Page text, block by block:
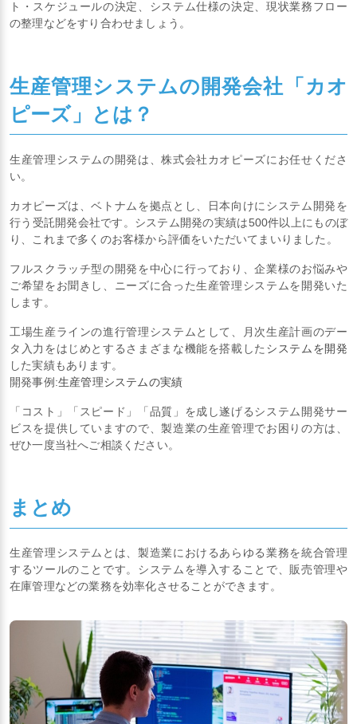
ト・スケジュールの決定、システム仕様の決定、現状業務フロー
の整理などをすり合わせましょう。
生産管理システムの開発会社「カオ
ピーズ」とは？
生産管理システムの開発は、株式会社カオピーズにお任せくださ
い。
カオピーズは、ベトナムを拠点とし、日本向けにシステム開発を
行う受託開発会社です。システム開発の実績は500件以上にものぼ
り、これまで多くのお客様から評価をいただいてまいりました。
フルスクラッチ型の開発を中心に行っており、企業様のお悩みや
ご希望をお聞きし、ニーズに合った生産管理システムを開発いた
します。
工場生産ラインの進行管理システムとして、月次生産計画のデー
タ入力をはじめとするさまざまな機能を搭載した システムを開発
した実績もあります。
開発事例:生産管理システムの実績
「コスト」「スピード」「品質」を成し遂げるシステム開発サー
ビスを提供していますので、製造業の生産管理でお困りの方は、
ぜひ一度当社へご相談ください。
まとめ
生産管理システムとは、製造業におけるあらゆる業務を統合管理
するツールのことです。システムを導入することで、販売管理や
在庫管理などの業務を効率化させることができます。